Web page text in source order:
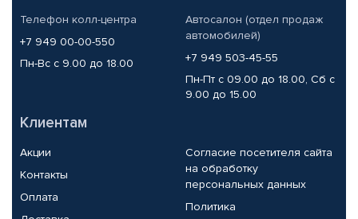
Телефон колл-центра
+7 949 00-00-550
Пн-Вс с 9.00 до 18.00
Автосалон (отдел продаж
автомобилей)
+7 949 503-45-55
Пн-Пт с 09.00 до 18.00, Сб с
9.00 до 15.00
Клиентам
Акции
Контакты
Оплата
Согласие посетителя сайта
на обработку
персональных данных
Политика